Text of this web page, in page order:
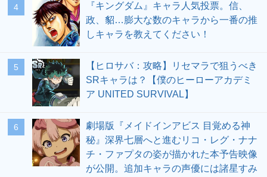
4
『キングダム』キャラ人気投票。信、
政、貂…膨大な数のキャラから一番の推
しキャラを教えてください！
5
【ヒロサバ：攻略】リセマラで狙うべき
SRキャラは？【僕のヒーローアカデミ
ア UNITED SURVIVAL】
6
劇場版『メイドインアビス 目覚める神
秘』深界七層へと進むリコ・レグ・ナナ
チ・ファプタの姿が描かれた本予告映像
が公開。追加キャラの声優には諸星すみ